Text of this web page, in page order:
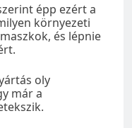
épp ezért a
környezeti
és lépnie
oly
már a